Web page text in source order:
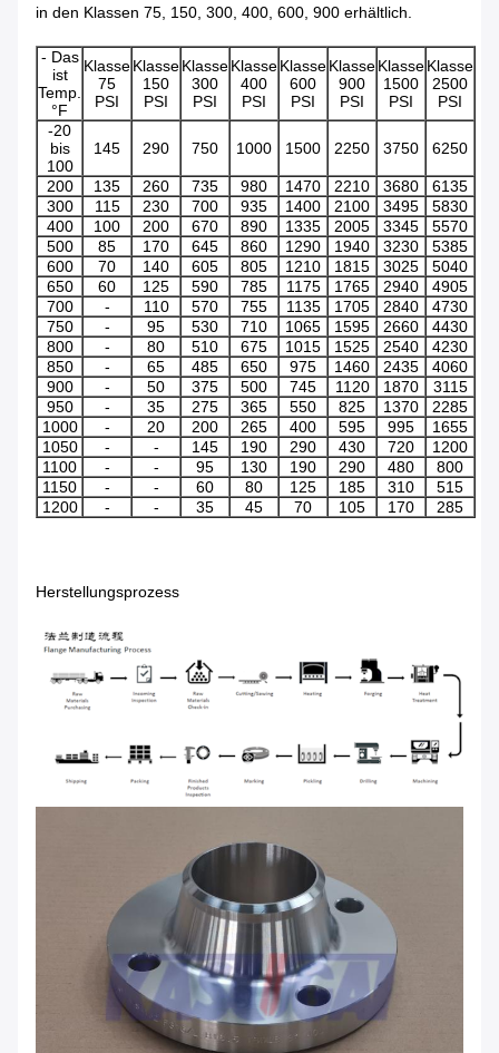
in den Klassen 75, 150, 300, 400, 600, 900 erhältlich.
- Das
ist
Temp.
°F
Klasse
75
PSI
Klasse
150
PSI
Klasse
300
PSI
Klasse
400
PSI
Klasse
600
PSI
Klasse
900
PSI
Klasse
1500
PSI
Klasse
2500
PSI
-20
bis
100
145 290 750 1000 1500 2250 3750 6250
200 135 260 735 980 1470 2210 3680
6135
300
115 230 700 935 1400 2100 3495
5830
400
100 200 670 890 1335 2005 3345
5570
500
85 170 645 860 1290 1940 3230
5385
600
70 140 605 805 1210 1815 3025
5040
650
60 125 590 785 1175 1765 2940
4905
700
- 110 570 755 1135 1705 2840
4730
750
- 95 530 710 1065 1595 2660
4430
800
- 80 510 675 1015 1525 2540
4230
850
- 65 485 650 975 1460 2435
4060
900
- 50 375 500 745 1120 1870
3115
950
- 35 275 365 550 825 1370
2285
1000
- 20 200 265 400 595 995
1655
1050
- - 145 190 290 430 720
1200
1100
- - 95 130 190 290 480
800
1150
- - 60 80 125 185 310
515
1200
- - 35 45 70 105 170 285
Herstellungsprozess